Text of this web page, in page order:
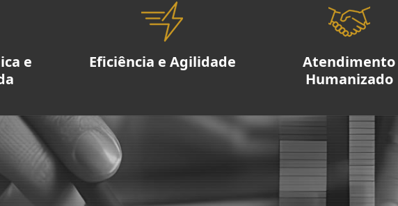
e
Eficiência e Agilidade
Atendimento
Humanizado